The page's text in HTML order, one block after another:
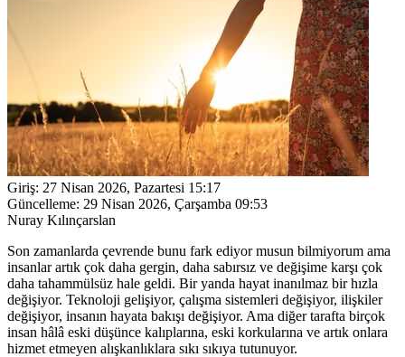
Giriş: 27 Nisan 2026, Pazartesi 15:17
Güncelleme: 29 Nisan 2026, Çarşamba 09:53
Nuray Kılınçarslan
Son zamanlarda çevrende bunu fark ediyor musun bilmiyorum ama
insanlar artık çok daha gergin, daha sabırsız ve değişime karşı çok
daha tahammülsüz hale geldi. Bir yanda hayat inanılmaz bir hızla
değişiyor. Teknoloji gelişiyor, çalışma sistemleri değişiyor, ilişkiler
değişiyor, insanın hayata bakışı değişiyor. Ama diğer tarafta birçok
insan hâlâ eski düşünce kalıplarına, eski korkularına ve artık onlara
hizmet etmeyen alışkanlıklara sıkı sıkıya tutunuyor.